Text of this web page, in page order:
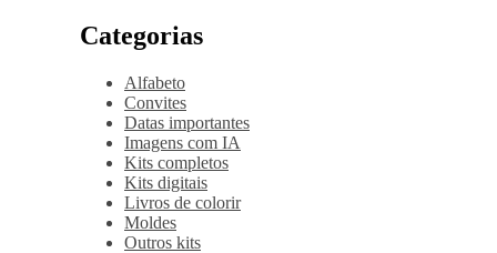
Categorias
Alfabeto
Convites
Datas importantes
Imagens com IA
Kits completos
Kits digitais
Livros de colorir
Moldes
Outros kits